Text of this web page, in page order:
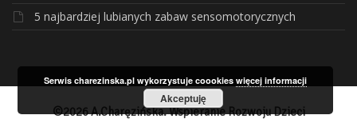
5 najbardziej lubianych zabaw sensomotorycznych
©2026 A.Charęzińska. Wspieranie Rozwoju Dzieci
Serwis charezinska.pl wykorzystuje coookieswięcej informacji
Akceptuję